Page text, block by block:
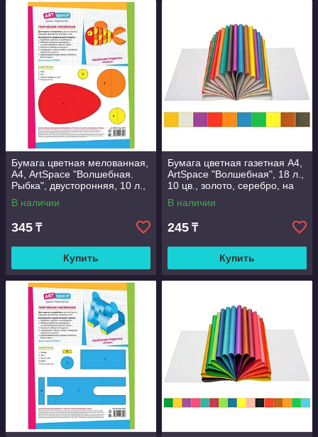
Бумага цветная мелованная,
А4, ArtSpace "Волшебная.
Рыбка", двусторонняя, 10 л.,
18 цв., на скобе
В наличии
345 ₸
Купить
Бумага цветная газетная А4,
ArtSpace "Волшебная", 18 л.,
10 цв., золото, серебро, на
скобе
В наличии
245 ₸
Купить